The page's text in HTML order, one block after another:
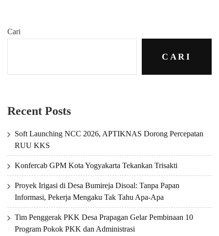
Cari
CARI
Recent Posts
Soft Launching NCC 2026, APTIKNAS Dorong Percepatan
RUU KKS
Konfercab GPM Kota Yogyakarta Tekankan Trisakti
Proyek Irigasi di Desa Bumireja Disoal: Tanpa Papan
Informasi, Pekerja Mengaku Tak Tahu Apa-Apa
Tim Penggerak PKK Desa Prapagan Gelar Pembinaan 10
Program Pokok PKK dan Administrasi